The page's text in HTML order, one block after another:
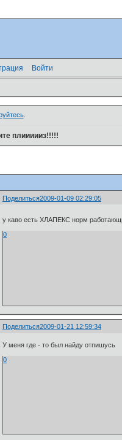
Войти
.
плиииииз!!!!!
Поделиться2009-01-09 02:29:05
у каво есть ХЛАПЕКС норм
0
Поделиться2009-01-21 12:59:34
У меня где - то был найду отпишусь
0